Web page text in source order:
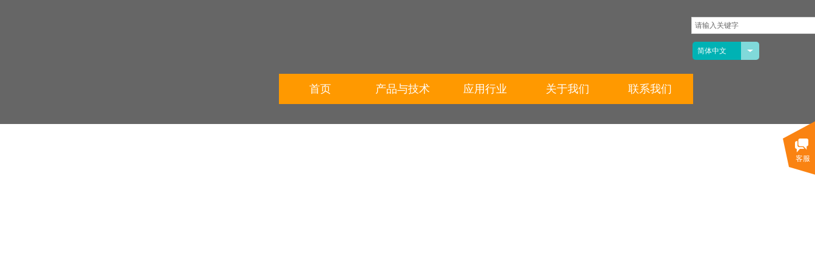
首页 产品与技术 应用行业 关于我们 联系我们
简体中文
客服